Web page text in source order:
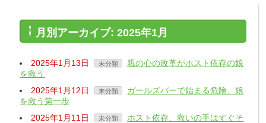
月別アーカイブ: 2025年1月
2025年1月13日 未分類
親の心の改革がホスト依存の娘
を救う
2025年1月12日
未分類
ガールズバーで始まる危険、娘
を救う第一歩
2025年1月11日
未分類
ホスト依存、救いの手はすぐそ